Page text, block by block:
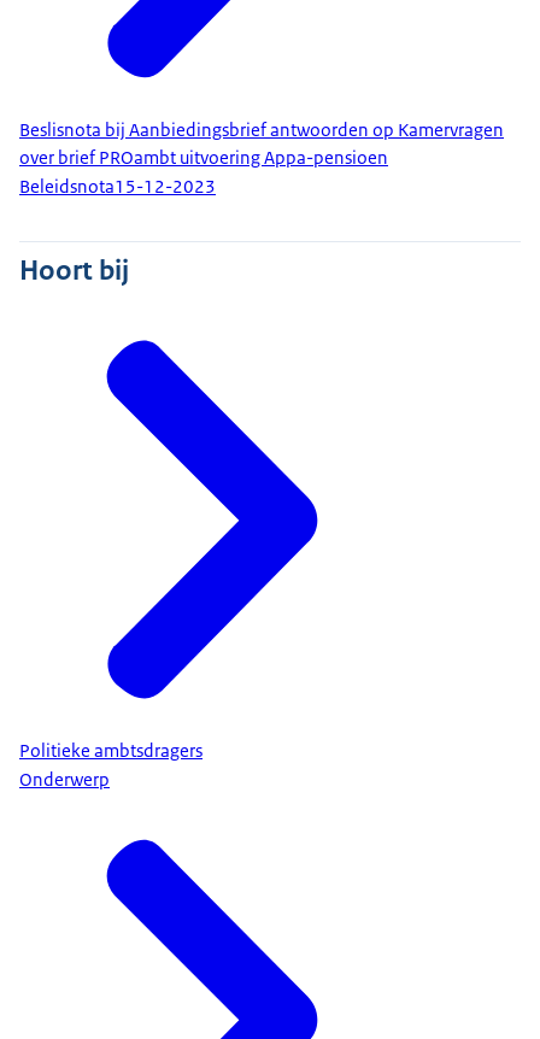
Beslisnota bij Aanbiedingsbrief antwoorden op Kamervragen
over brief PROambt uitvoering Appa-pensioen
Beleidsnota15-12-2023
Hoort bij
Politieke ambtsdragers
Onderwerp